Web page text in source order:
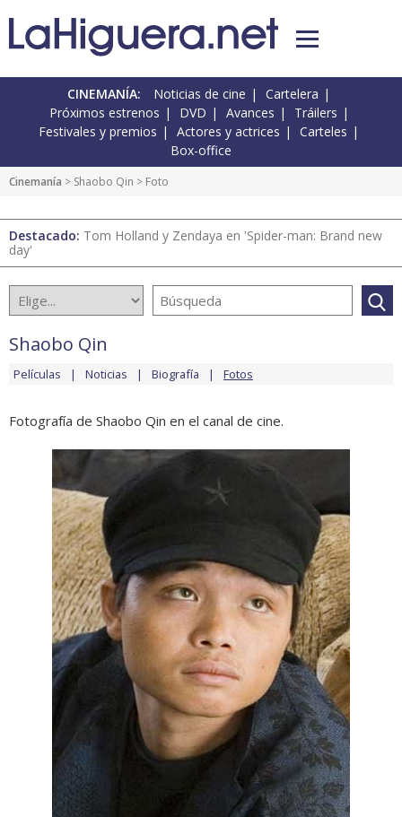
CINEMANÍA: Noticias de cine
Cartelera
Próximos estrenos
DVD Avances
Tráilers
Festivales y premios
Actores y actrices
Carteles
Box-office
Cinemanía > Shaobo Qin > Foto
Destacado: Tom Holland y Zendaya en 'Spider-man: Brand new
day'
Shaobo Qin
Películas Noticias Biografía Fotos
Fotografía de Shaobo Qin en el canal de cine.